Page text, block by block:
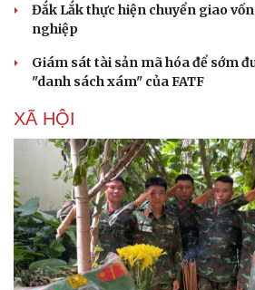
Đắk Lắk thực hiện chuyển giao
nghiệp
Giám sát tài sản mã hóa để sớm
"danh sách xám" của FATF
XÃ HỘI